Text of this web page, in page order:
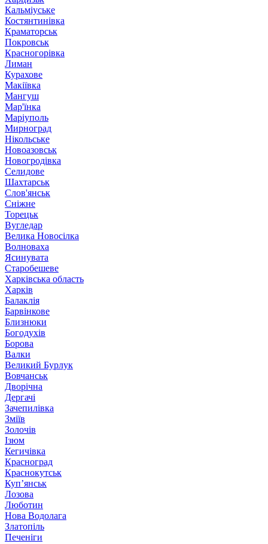
Кальміуське
Костянтинівка
Краматорськ
Покровськ
Красногорівка
Лиман
Курахове
Макіївка
Мангуш
Мар'їнка
Маріуполь
Мирноград
Нікольське
Новоазовськ
Новогродівка
Селидове
Шахтарськ
Слов'янськ
Сніжне
Торецьк
Вугледар
Велика Новосілка
Волноваха
Ясинувата
Старобешеве
Харківська область
Харків
Балаклія
Барвінкове
Близнюки
Богодухів
Борова
Валки
Великий Бурлук
Вовчанськ
Дворічна
Дергачі
Зачепилівка
Зміїв
Золочів
Ізюм
Кегичівка
Красноград
Краснокутськ
Куп’янськ
Лозова
Люботин
Нова Водолага
Златопіль
Печеніги